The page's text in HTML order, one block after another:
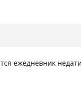
ежедневник